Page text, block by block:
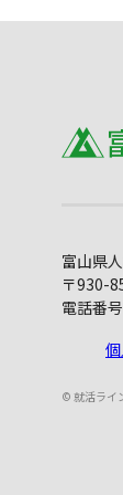
富山県
〒930-
電話番
© 就活ライ